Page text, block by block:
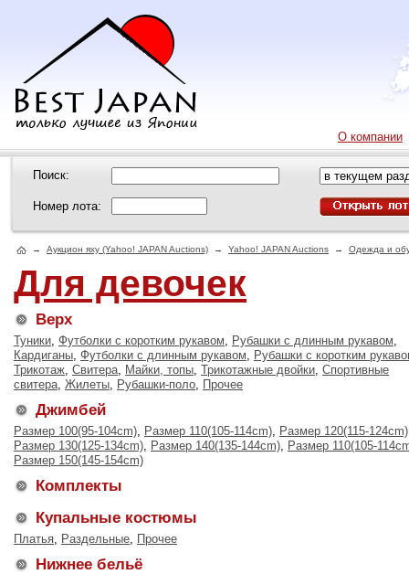
О компании
Поиск:
Номер лота:
→ Аукцион яху (Yahoo! JAPAN Auctions) → Yahoo! JAPAN Auctions → Одежда и
Для девочек
Верх
Туники, Футболки с коротким рукавом, Рубашки с длинным рукавом,
Кардиганы, Футболки с длинным рукавом, Рубашки с коротким
Трикотаж, Свитера, Майки, топы, Трикотажные двойки, Спортивные
свитера, Жилеты, Рубашки-поло, Прочее
Джимбей
Размер 100(95-104cm), Размер 110(105-114cm), Размер 120(115-124cm)
Размер 130(125-134cm), Размер 140(135-144cm), Размер 110(105-
Размер 150(145-154cm)
Комплекты
Купальные костюмы
Платья, Раздельные, Прочее
Нижнее бельё